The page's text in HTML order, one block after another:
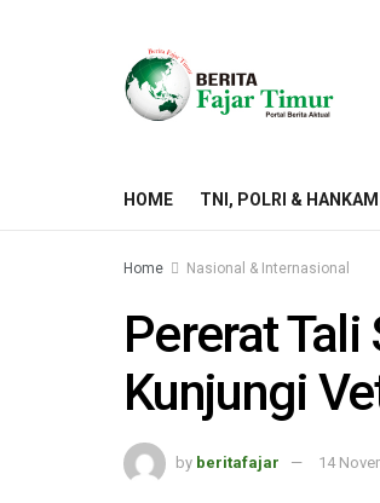
HOME TNI, POLRI & HANKAM
Home Nasional & Internasional
Pererat
Kunjungi
by beritafajar 14